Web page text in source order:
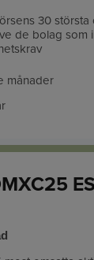
30 största
de bolag som
månader